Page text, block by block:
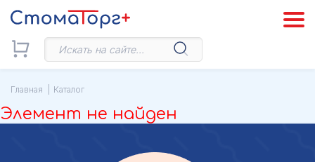
Главная Каталог
Элемент не найден